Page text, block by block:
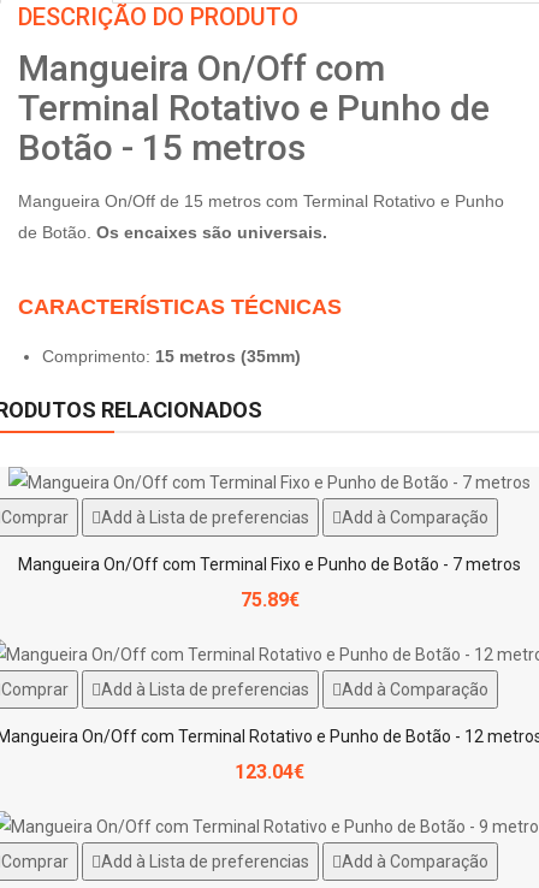
DESCRIÇÃO DO PRODUTO
Mangueira On/Off com
Terminal Rotativo e Punho de
Botão - 15 metros
Mangueira On/Off de 15 metros com Terminal Rotativo e Punho
de Botão. Os encaixes são universais.
CARACTERÍSTICAS TÉCNICAS
Comprimento: 15 metros (35mm)
RELACIONADOS
Comprar Add à Lista de preferencias Add à Comparação
Mangueira On/Off com Terminal Fixo e Punho de Botão - 7 metros
75.89€
Comprar Add à Lista de preferencias Add à Comparação
On/Off com Terminal Rotativo e Punho de Botão - 12
123.04€
Comprar Add à Lista de preferencias Add à Comparação